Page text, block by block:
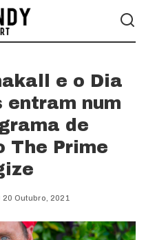
e o Dia
entram num
de
The Prime
20 Outubro, 2021